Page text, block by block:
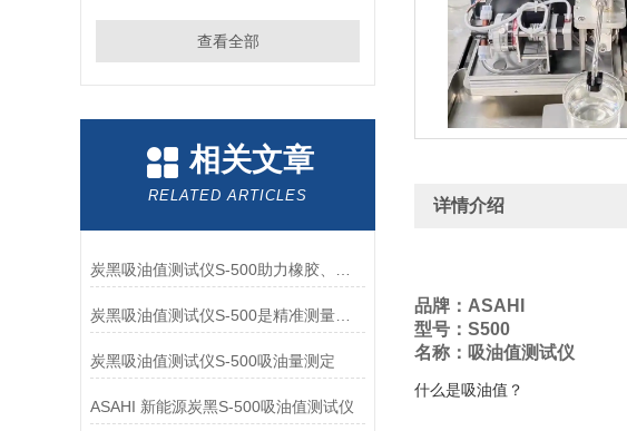
查看全部
相关文章
RELATED ARTICLES
炭黑吸油值测试仪S-500是精准测量炭黑吸油值的得力助手
炭黑吸油值测试仪S-500吸油量测定
ASAHI 新能源炭黑S-500吸油值测试仪
详情介绍
品牌：ASAHI
型号：S500
名称：吸油值测试仪
什么是吸油值？